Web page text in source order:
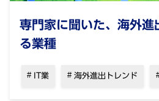
専⾨家に聞いた、海外進
る業種
IT業 海外進出トレンド